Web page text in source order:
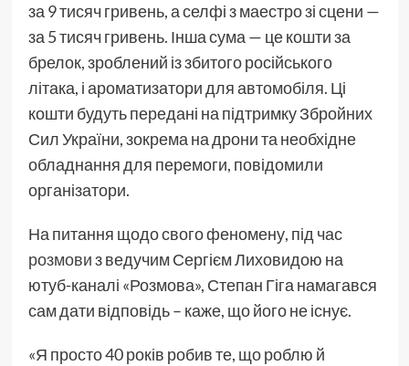
за 9 тисяч гривень, а селфі з маестро зі сцени —
за 5 тисяч гривень. Інша сума — це кошти за
брелок, зроблений із збитого російського
літака, і ароматизатори для автомобіля. Ці
кошти будуть передані на підтримку Збройних
Сил України, зокрема на дрони та необхідне
обладнання для перемоги, повідомили
організатори.
На питання щодо свого феномену, під час
розмовиз ведучим Сергієм Лиховидою на
ютуб-каналі «Розмова», Степан Гіга намагався
сам дати відповідь – каже, що його не існує.
«Я просто 40 років робив те, що роблю й